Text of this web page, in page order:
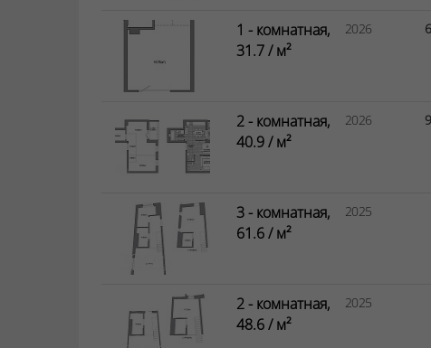
1 - комнатная,
31.7 / м²
2026
2 - комнатная,
40.9 / м²
2026
3 - комнатная,
61.6 / м²
2025
2 - комнатная,
48.6 / м²
2025